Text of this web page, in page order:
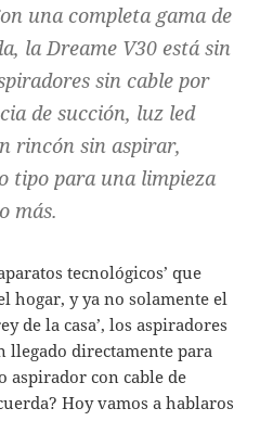
una completa gama de
la Dreame V30 está sin
sin cable por
de succión, luz led
rincón sin aspirar,
tipo para una limpieza
más.
tecnológicos’ que
hogar, y ya no solamente el
de la casa’, los aspiradores
llegado directamente para
con cable de
Hoy vamos a hablaros